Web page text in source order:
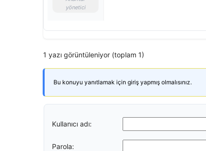
yönetici
1 yazı görüntüleniyor (toplam 1)
Bu konuyu yanıtlamak için giriş yapmış olmalısınız.
Kullanıcı adı:
Parola: